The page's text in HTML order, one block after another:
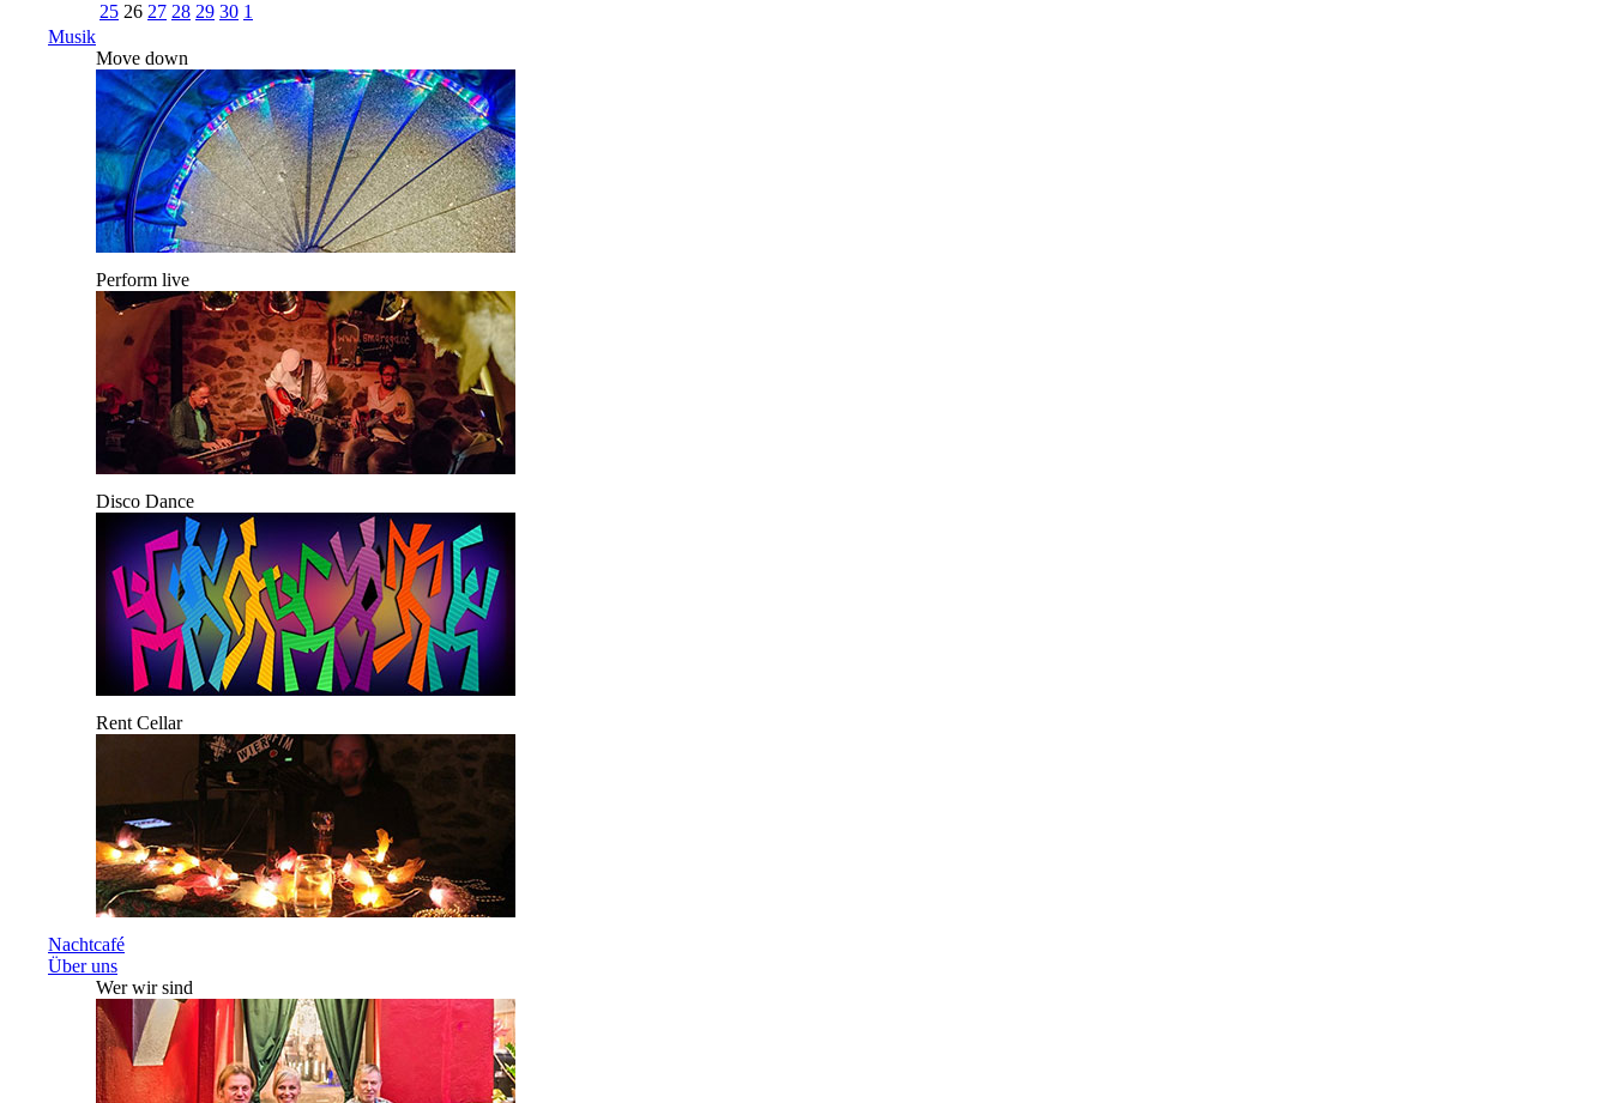
25 26 27 28 29 30 1
Musik
Move down
Perform live
Disco Dance
Rent Cellar
Nachtcafé
Über uns
Wer wir sind